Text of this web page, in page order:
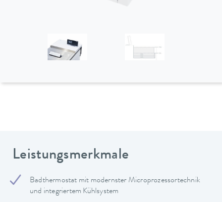
Leistungsmerkmale
Badthermostat mit modernster Microprozessortechnik
und integriertem Kühlsystem